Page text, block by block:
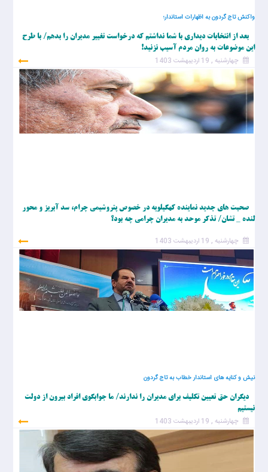
واکنش تاج گردون به اظهارات استاندار؛
بعد از انتخابات دیداری با شما نداشتم که درخواست تغییر مدیران را بدهم/ با طرح
این موضوعات به روان مردم آسیب نزنید!
چهارشنبه , 19 اردیبهشت 1403
صحبت های جدید نماینده کهگیلویه در خصوص پتروشیمی چرام، سد آبریز و محور
لنده _ تشان/ تذکر موحد به مدیران چرامی چه بود؟
چهارشنبه , 19 اردیبهشت 1403
نیش و کنایه های استاندار خطاب به تاج گردون
دیگران حق تعیین تکلیف برای مدیران را ندارند/ ما جوابگوی افراد بیرون از دولت
نیستیم
چهارشنبه , 19 اردیبهشت 1403